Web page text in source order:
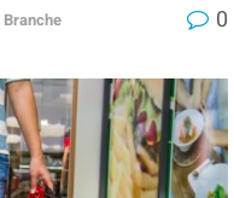
Branche 0